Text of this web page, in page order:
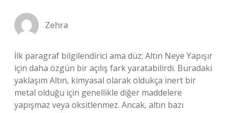
Zehra
İlk paragraf bilgilendirici ama düz; Altın Neye Yapışır
için daha özgün bir açılış fark yaratabilirdi. Buradaki
yaklaşım Altın, kimyasal olarak oldukça inert bir
metal olduğu için genellikle diğer maddelere
yapışmaz veya oksitlenmez. Ancak, altın bazı